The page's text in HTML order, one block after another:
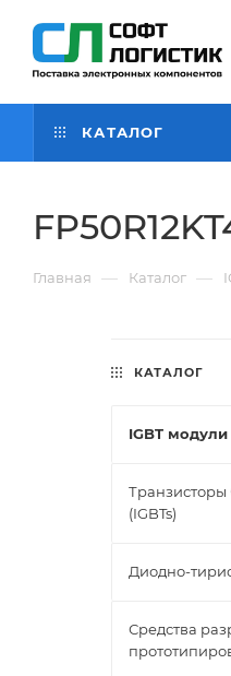
КАТАЛОГ
Главная — Каталог —
КАТАЛОГ
IGBT модули
(IGBTs)
Диодно-
Средства